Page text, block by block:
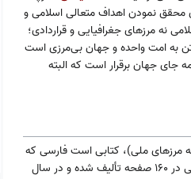
محقق نمودن اهداف متعالی اسلامی و
نه مرزهای جغرافیایی و قراردادی؛
به امت واحده و جهان بی‌مرزی است
جای جهان برقرار است که البته
مرزهای ملی)، کتابی است فارسی که
با همکاری غلامرضا رادمهر، محمد‌هادی ملکی و سید‌محمد حسینی کرانی در ۱۶۰ صفحه تألیف شده و در سال